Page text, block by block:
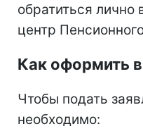
обратиться
центр
Как оформить
Чтобы подать
необходимо: